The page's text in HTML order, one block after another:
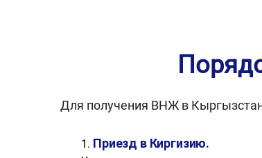
Для получения ВНЖ в
Приезд в Киргизию.